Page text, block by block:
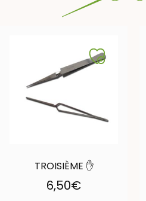
TROISIÈME ✋
6,50€